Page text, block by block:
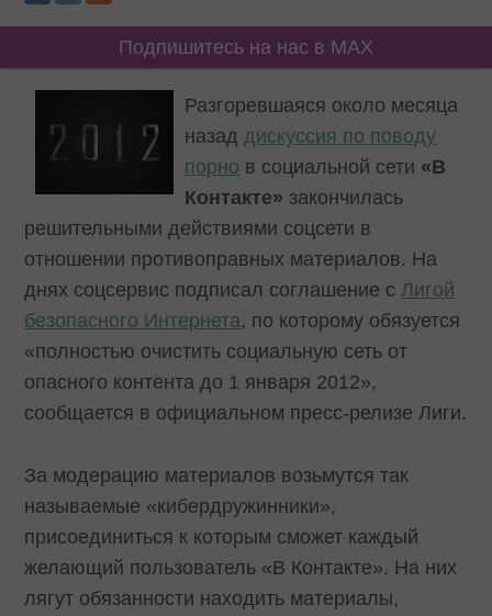
Подпишитесь на нас в MAX
Разгоревшаяся около месяца
назаддискуссия по поводу
порно в социальной сети «В
Контакте» закончилась
решительными действиями соцсети в
отношении противоправных материалов. На
днях соцсервис подписал соглашение сЛигой
безопасного Интернета, по которому обязуется
«полностью очистить социальную сеть от
опасного контента до 1 января 2012»,
сообщается в официальном пресс-релизе Лиги.
За модерацию материалов возьмутся так
называемые «кибердружинники»,
присоединиться к которым сможет каждый
желающий пользователь «В Контакте». На них
лягут обязанности находить материалы,